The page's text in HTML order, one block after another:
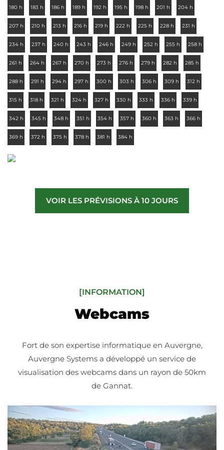
180 h 183 h 186 h 189 h 192 h 195 h 198 h 201 h 204 h
207 h 210 h 213 h 216 h 219 h 222 h 225 h 228 h 231 h
234 h 237 h 240 h 243 h 246 h 249 h 252 h 255 h 258 h
261 h 264 h 267 h 270 h 273 h 276 h 279 h 282 h 285 h
288 h 291 h 294 h 297 h 300 h 303 h 306 h 309 h 312 h
315 h 318 h 321 h 324 h 327 h 330 h 333 h 336 h 339 h
342 h 345 h 348 h 351 h 354 h 357 h 360 h 363 h 366 h
369 h 372 h 375 h 378 h 381 h 384 h
VOIR LES PRÉVISIONS À 10 JOURS
[INFORMATION]
Webcams
Fort de son expertise informatique en Auvergne,
Auvergne Systems a développé un service de
visualisation des webcams dans un rayon de 50km
de Gannat.